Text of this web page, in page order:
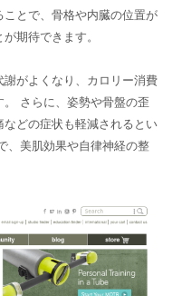
とで、骨格や内臓の位置が
期待できます。
がよくなり、カロリー消費
さらに、姿勢や骨盤の歪
どの症状も軽減されるとい
、美肌効果や自律神経の整